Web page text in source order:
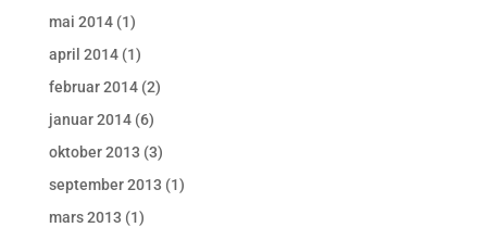
mai 2014(1)
april 2014(1)
februar 2014(2)
januar 2014(6)
oktober 2013 (3)
september 2013 (1)
mars 2013 (1)